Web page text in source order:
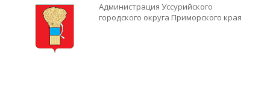
Администрация Уссурийского
городского округа Приморского края